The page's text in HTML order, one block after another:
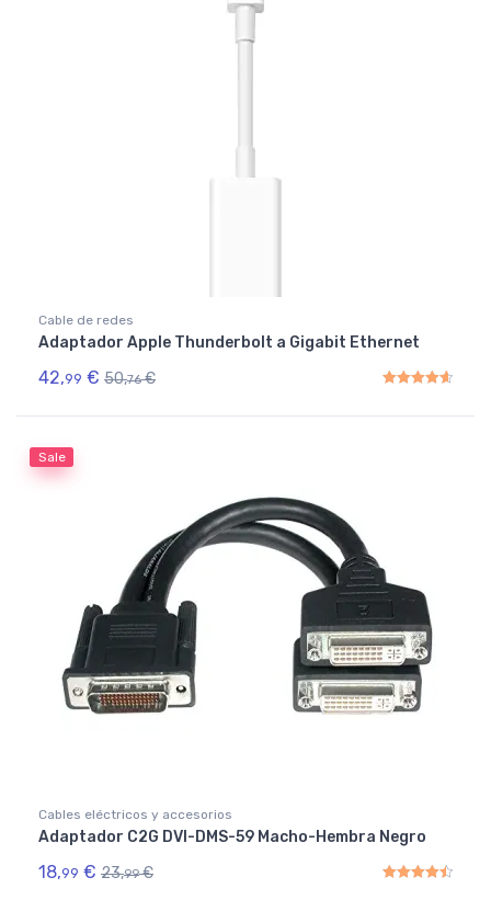
Cable de redes
Adaptador Apple Thunderbolt a Gigabit Ethernet
42,99 € 50,76 €
Sale
Cables eléctricos y accesorios
Adaptador C2G DVI-DMS-59 Macho-Hembra Negro
18,99 € 23,99 €